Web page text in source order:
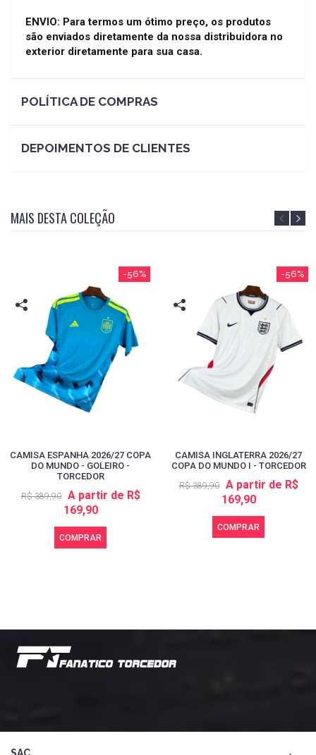
ENVIO: Para termos um ótimo preço, os produtos
são enviados diretamente da nossa distribuidora no
exterior diretamente para sua casa.
POLÍTICA DE COMPRAS
DEPOIMENTOS DE CLIENTES
MAIS DESTA COLEÇÃO
-56%
CAMISA ESPANHA 2026/27 COPA
DO MUNDO - GOLEIRO -
TORCEDOR
R$ 389,90
A partir de R$
169,90
COMPRAR
-56%
CAMISA INGLATERRA 2026/27
COPA DO MUNDO I - TORCEDOR
R$ 389,90
A partir de R$
169,90
COMPRAR